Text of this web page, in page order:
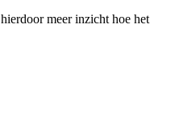
meer inzicht hoe het